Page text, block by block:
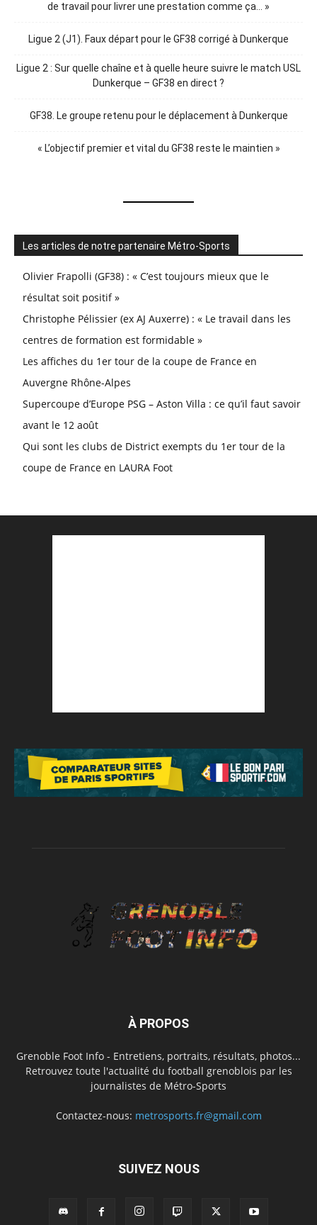
de travail pour livrer une prestation comme ça… »
Ligue 2 (J1). Faux départ pour le GF38 corrigé à Dunkerque
Ligue 2 : Sur quelle chaîne et à quelle heure suivre le match USL
Dunkerque – GF38 en direct ?
GF38. Le groupe retenu pour le déplacement à Dunkerque
« L’objectif premier et vital du GF38 reste le maintien »
Les articles de notre partenaire Métro-Sports
Olivier Frapolli (GF38) : « C’est toujours mieux que le
résultat soit positif »
Christophe Pélissier (ex AJ Auxerre) : « Le travail dans les
centres de formation est formidable »
Les affiches du 1er tour de la coupe de France en
Auvergne Rhône-Alpes
Supercoupe d’Europe PSG – Aston Villa : ce qu’il faut savoir
avant le 12 août
Qui sont les clubs de District exempts du 1er tour de la
coupe de France en LAURA Foot
À PROPOS
Grenoble Foot Info - Entretiens, portraits, résultats, photos...
Retrouvez toute l'actualité du football grenoblois par les
journalistes de Métro-Sports
Contactez-nous: metrosports.fr@gmail.com
SUIVEZ NOUS